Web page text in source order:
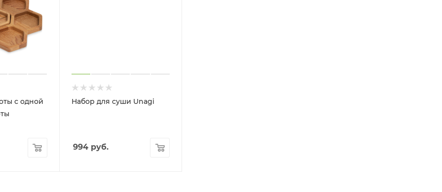
с одной
Набор для суши Unagi
994руб.